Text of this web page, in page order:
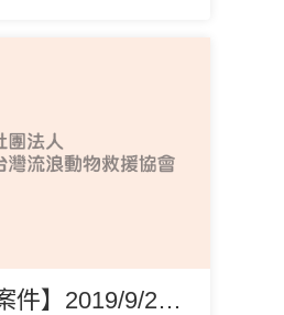
【救援案件】2019/9/22 協會園區後面的養蜂場被丟棄一窩小幼犬